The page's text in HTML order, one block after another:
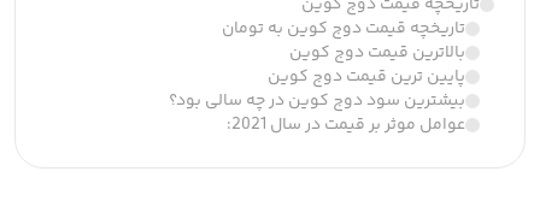
تاریخچه قیمت دوج کوین
تاریخچه قیمت دوج کوین به تومان
بالاترین قیمت دوج کوین
پایین ترین قیمت دوج کوین
بیشترین سود دوج کوین در چه سالی بود؟
عوامل موثر بر قیمت در سال 2021: